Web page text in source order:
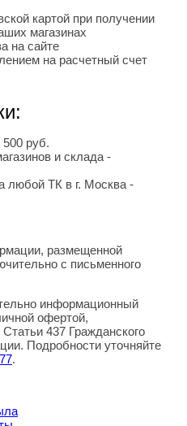
картой при получении
магазинах
на сайте
на расчетный счет
500 руб.
и склада -
любой ТК в г. Москва -
размещенной
с письменного
информационный
офертой,
437 Гражданского
Подробности уточняйте
.